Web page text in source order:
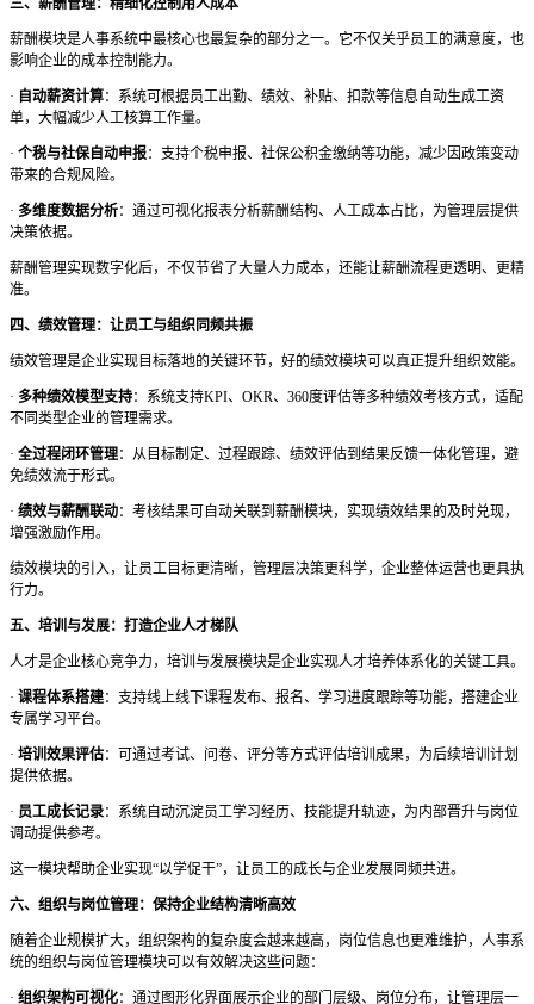
三、薪酬管理：精细化控制用人成本
薪酬模块是人事系统中最核心也最复杂的部分之一。它不仅关乎员工的满意度，也
影响企业的成本控制能力。
· 自动薪资计算：系统可根据员工出勤、绩效、补贴、扣款等信息自动生成工资
单，大幅减少人工核算工作量。
· 个税与社保自动申报：支持个税申报、社保公积金缴纳等功能，减少因政策变动
带来的合规风险。
· 多维度数据分析：通过可视化报表分析薪酬结构、人工成本占比，为管理层提供
决策依据。
薪酬管理实现数字化后，不仅节省了大量人力成本，还能让薪酬流程更透明、更精
准。
四、绩效管理：让员工与组织同频共振
绩效管理是企业实现目标落地的关键环节，好的绩效模块可以真正提升组织效能。
· 多种绩效模型支持：系统支持KPI、OKR、360度评估等多种绩效考核方式，适配
不同类型企业的管理需求。
· 全过程闭环管理：从目标制定、过程跟踪、绩效评估到结果反馈一体化管理，避
免绩效流于形式。
· 绩效与薪酬联动：考核结果可自动关联到薪酬模块，实现绩效结果的及时兑现，
增强激励作用。
绩效模块的引入，让员工目标更清晰，管理层决策更科学，企业整体运营也更具执
行力。
五、培训与发展：打造企业人才梯队
人才是企业核心竞争力，培训与发展模块是企业实现人才培养体系化的关键工具。
· 课程体系搭建：支持线上线下课程发布、报名、学习进度跟踪等功能，搭建企业
专属学习平台。
· 培训效果评估：可通过考试、问卷、评分等方式评估培训成果，为后续培训计划
提供依据。
· 员工成长记录：系统自动沉淀员工学习经历、技能提升轨迹，为内部晋升与岗位
调动提供参考。
这一模块帮助企业实现“以学促干”，让员工的成长与企业发展同频共进。
六、组织与岗位管理：保持企业结构清晰高效
随着企业规模扩大，组织架构的复杂度会越来越高，岗位信息也更难维护，人事系
统的组织与岗位管理模块可以有效解决这些问题：
· 组织架构可视化：通过图形化界面展示企业的部门层级、岗位分布，让管理层一